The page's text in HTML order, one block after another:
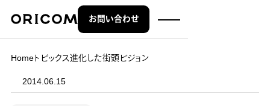
株式会社オリコム ORICOM CO.,LTD.
お問い合わせ
Homeトピックス進化した街頭ビジョン
2014.06.15